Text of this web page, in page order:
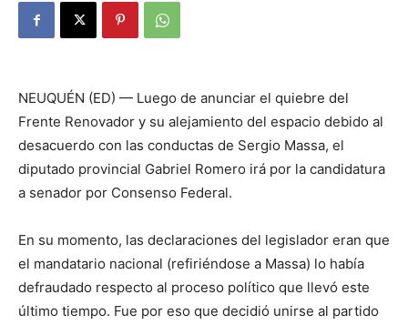
NEUQUÉN (ED) — Luego de anunciar el quiebre del
Frente Renovador y su alejamiento del espacio debido al
desacuerdo con las conductas de Sergio Massa, el
diputado provincial Gabriel Romero irá por la candidatura
a senador por Consenso Federal.
En su momento, las declaraciones del legislador eran que
el mandatario nacional (refiriéndose a Massa) lo había
defraudado respecto al proceso político que llevó este
último tiempo. Fue por eso que decidió unirse al partido